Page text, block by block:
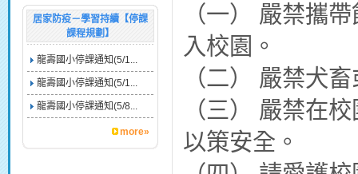
居家防疫－學習持續【停課
課程規劃】
龍壽國小停課通知(5/1...
龍壽國小停課通知(5/1...
龍壽國小停課通知(5/8...
more»
（一） 嚴禁攜
入校園。
（二） 嚴禁犬
（三） 嚴禁在
以策安全。